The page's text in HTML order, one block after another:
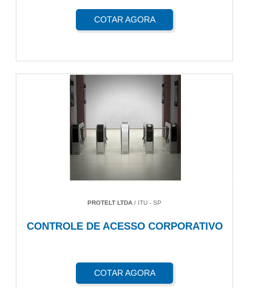
COTAR AGORA
PROTELT LTDA / ITU - SP
CONTROLE DE ACESSO CORPORATIVO
COTAR AGORA